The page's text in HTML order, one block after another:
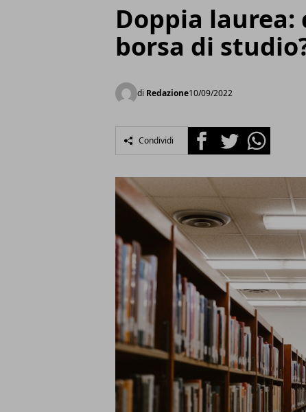
Doppia laurea:
borsa di
di Redazione10/09/2022
Condividi FacebookTwitterWhatsapp